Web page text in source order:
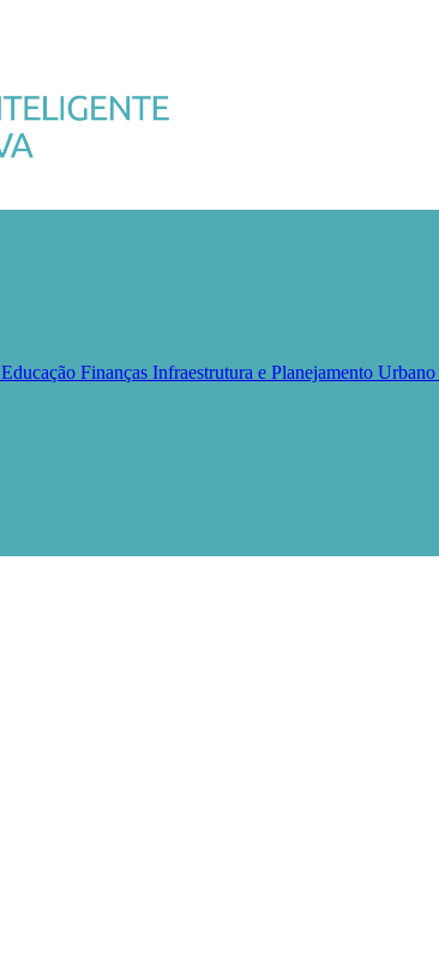
Educação Finanças Infraestrutura e Planejamento Urbano